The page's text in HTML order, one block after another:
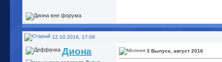
12.10.2016, 17:08
Диона 3 Выпуск, август 2016